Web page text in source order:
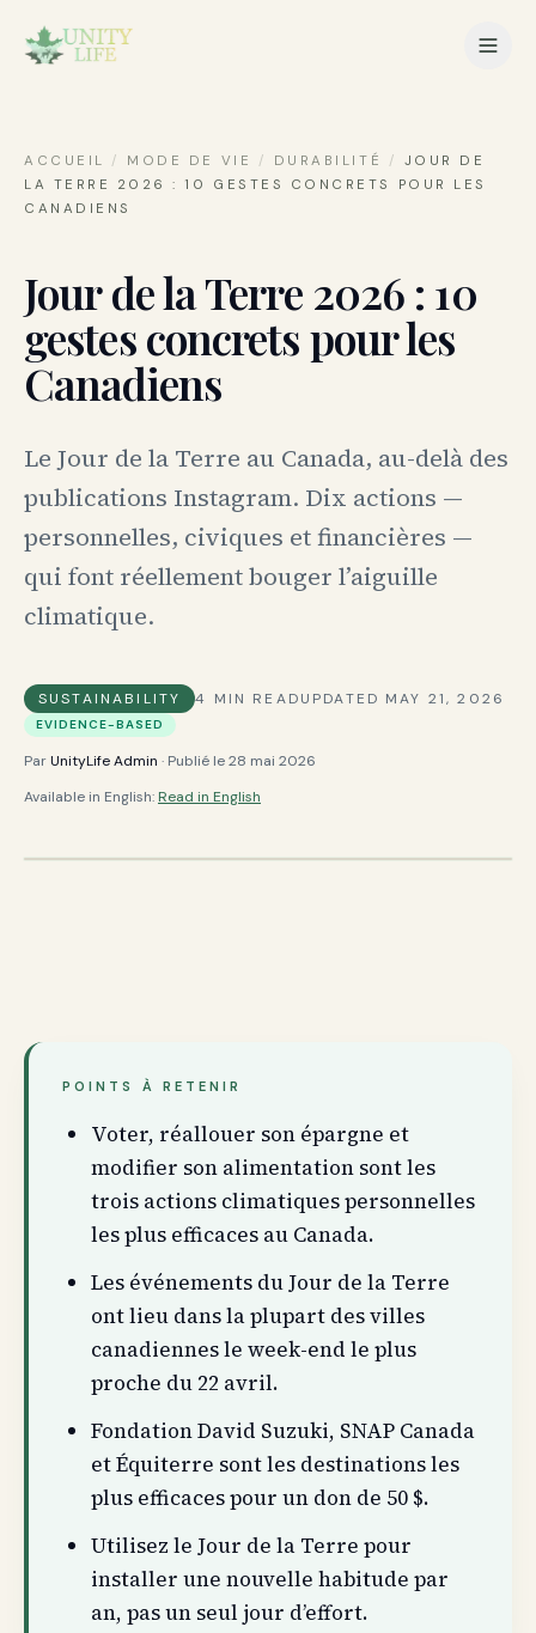
ACCUEIL / MODE DE VIE / DURABILITÉ / JOUR DE
LA TERRE 2026 : 10 GESTES CONCRETS POUR LES
CANADIENS
Jour de la Terre 2026 : 10
gestes concrets pour les
Canadiens
Le Jour de la Terre au Canada, au-delà des
publications Instagram. Dix actions —
personnelles, civiques et financières —
qui font réellement bouger l’aiguille
climatique.
SUSTAINABILITY 4 MIN READUPDATED MAY 21, 2026
EVIDENCE-BASED
ParUnityLife Admin · Publié le28 mai 2026
Available in English: Read in English
POINTS À RETENIR
Voter, réallouer son épargne et
modifier son alimentation sont les
trois actions climatiques personnelles
les plus efficaces au Canada.
Les événements du Jour de la Terre
ont lieu dans la plupart des villes
canadiennes le week-end le plus
proche du 22 avril.
Fondation David Suzuki, SNAP Canada
et Équiterre sont les destinations les
plus efficaces pour un don de 50 $.
Utilisez le Jour de la Terre pour
installer une nouvelle habitude par
an, pas un seul jour d’effort.